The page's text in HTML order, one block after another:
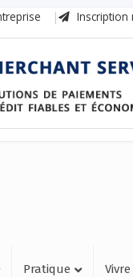
Inscription
Pratique Vivre